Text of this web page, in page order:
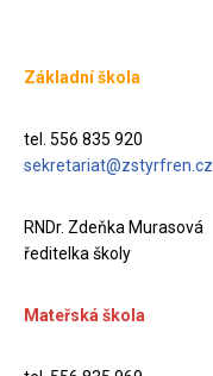
Základní škola
tel. 556 835 920
sekretariat@zstyrfren.cz
RNDr. Zdeňka Murasová
ředitelka školy
Mateřská škola